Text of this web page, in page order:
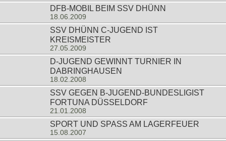
DFB-MOBIL BEIM SSV DHÜNN
18.06.2009
SSV DHÜNN C-JUGEND IST
KREISMEISTER
27.05.2009
D-JUGEND GEWINNT TURNIER IN
DABRINGHAUSEN
18.02.2008
SSV GEGEN B-JUGEND-BUNDESLIGIST
FORTUNA DÜSSELDORF
21.01.2008
SPORT UND SPASS AM LAGERFEUER
15.08.2007